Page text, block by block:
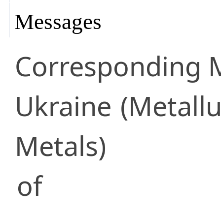
Messages
Corresponding
Ukraine
Metals)
of